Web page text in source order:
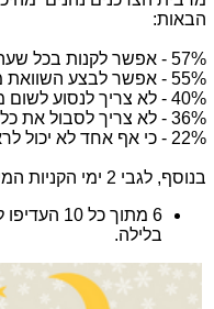
הבאות:
57% - אפשר לקנות בכל שעה ביום ובלילה.
55% - אפשר לבצע השוואת מחירים ולחסוך כסף.
40% - לא צריך לנסוע לשום מקום.
36% - לא צריך לסבול את כל יתר הקונים.
22% - כי אף אחד לא יכול לראות אותי בפיג'מה מול המסך.
בנוסף, לגבי 2 ימי הקניות המיוחדים, נמצאו הממצאים הבאים:
6 מתוך כל
בלילה.